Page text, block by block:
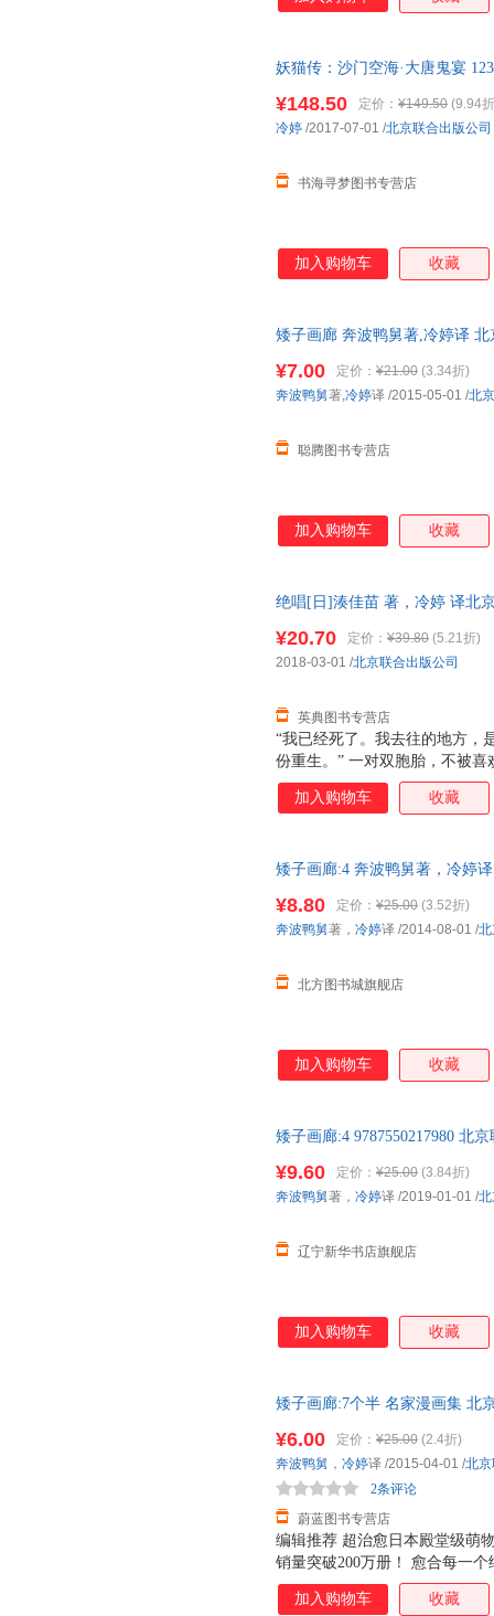
妖猫传：沙门空海·大唐鬼宴
¥148.50 定价： ¥149.50 (9.94
书海寻梦图书专营店
冷婷 /2017-07-01 /北京联合出版公司
加入购物车 收藏
矮子画廊 奔波鸭舅著,冷婷译
¥7.00 定价： ¥21.00 (3.34折)
聪腾图书专营店
奔波鸭舅著,冷婷译 /2015-05-01 /北
加入购物车 收藏
绝唱[日]湊佳苗 著，冷婷 译北
“我已经死了。我去往的地方，
份重生。” 一对双胞胎，不被
废墟中。看着自己名字刻在冰
姐。要以另一个人的名义活下
我们在那座岛重新拾起破碎的
¥20.70 定价： ¥39.80 (5.21折)
英典图书专营店
2018-03-01 /北京联合出版公司
加入购物车 收藏
矮子画廊:4 奔波鸭舅著，冷婷
¥8.80 定价： ¥25.00 (3.52折)
北方图书城旗舰店
奔波鸭舅著， 冷婷译 /2014-08-01 /
加入购物车 收藏
矮子画廊:4 9787550217980 北
¥9.60 定价： ¥25.00 (3.84折)
辽宁新华书店旗舰店
奔波鸭舅著， 冷婷译 /2019-01-01 /
加入购物车 收藏
矮子画廊:7个半 名家漫画集 北
编辑推荐 超治愈日本殿堂级萌
销量突破200万册！ 愈合每一
理绘本《矮子画廊》 和春天一
你的梦想 重拾遗忘在心上的句
¥6.00 定价： ¥25.00 (2.4折)
蔚蓝图书专营店
2条评论
奔波鸭舅 ， 冷婷译 /2015-04-01 /北
加入购物车 收藏